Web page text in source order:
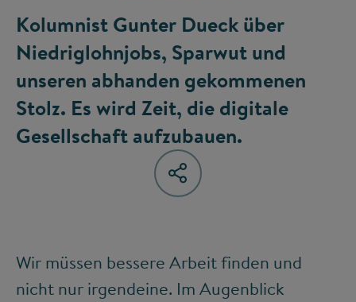
Kolumnist Gunter Dueck über
Niedriglohnjobs, Sparwut und
unseren abhanden gekommenen
Stolz. Es wird Zeit, die digitale
Gesellschaft aufzubauen.
Wir müssen bessere Arbeit finden und
nicht nur irgendeine. Im Augenblick